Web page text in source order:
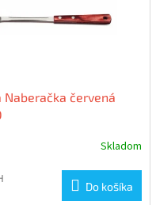
Naberačka červená
Skladom
Do košíka